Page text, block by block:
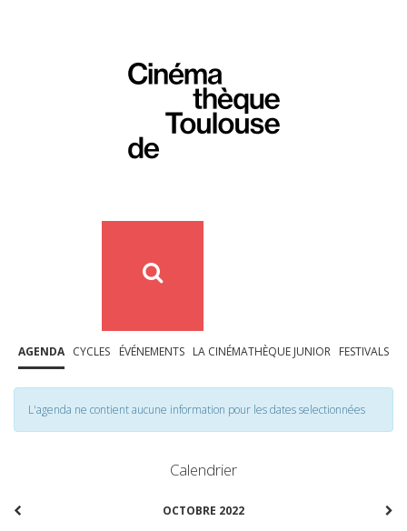
AGENDA CYCLES ÉVÉNEMENTS LA CINÉMATHÈQUE JUNIOR FESTIVALS
L'agenda ne contient aucune information pour les dates selectionnées
Calendrier
OCTOBRE 2022